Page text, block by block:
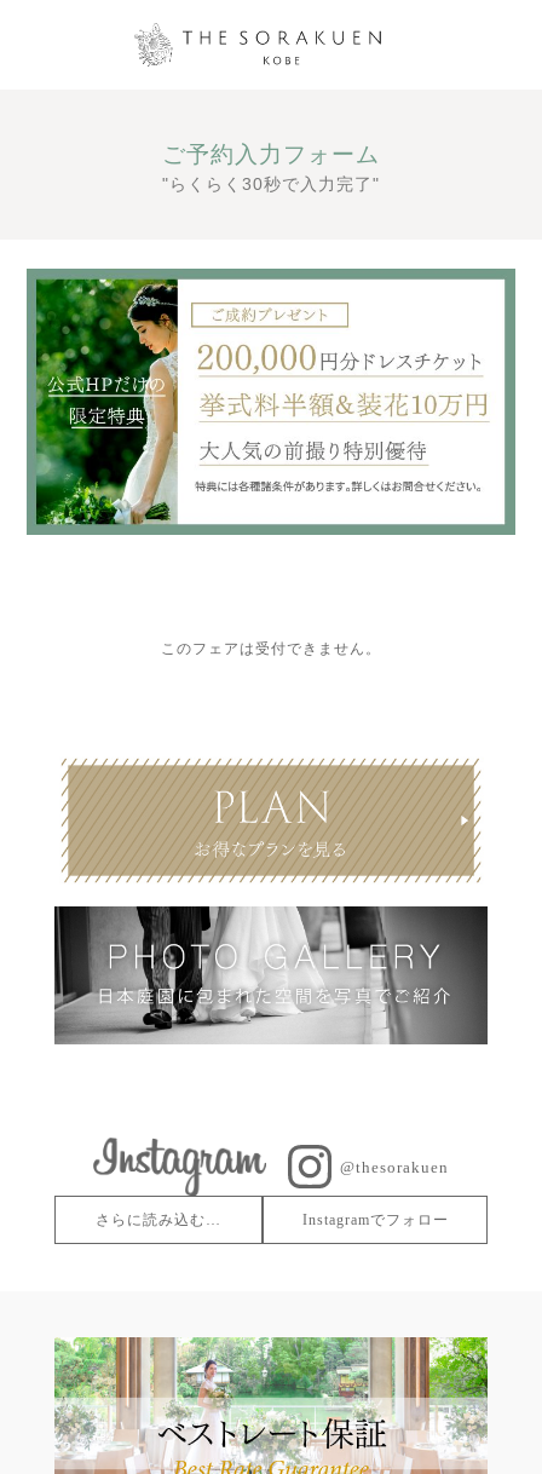
ご予約入力フォーム
"らくらく30秒で入力完了"
このフェアは受付できません。
@thesorakuen
さらに読み込む… Instagramでフォロー